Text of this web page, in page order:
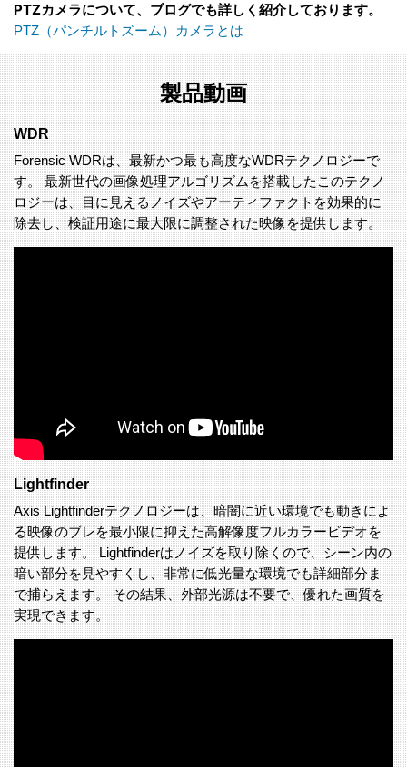
PTZカメラについて、ブログでも詳しく紹介しております。
PTZ（パンチルトズーム）カメラとは
製品動画
WDR
Forensic WDRは、最新かつ最も高度なWDRテクノロジーで
す。 最新世代の画像処理アルゴリズムを搭載したこのテクノ
ロジーは、目に見えるノイズやアーティファクトを効果的に
除去し、検証用途に最大限に調整された映像を提供します。
Lightfinder
Axis Lightfinderテクノロジーは、暗闇に近い環境でも動きによ
る映像のブレを最小限に抑えた高解像度フルカラービデオを
提供します。 Lightfinderはノイズを取り除くので、シーン内の
暗い部分を見やすくし、非常に低光量な環境でも詳細部分ま
で捕らえます。 その結果、外部光源は不要で、優れた画質を
実現できます。